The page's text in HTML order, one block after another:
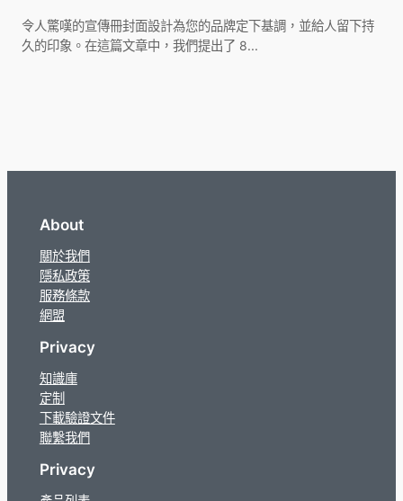
令人驚嘆的宣傳冊封面設計為您的品牌定下基調，並給人留下持
久的印象。在這篇文章中，我們提出了 8...
About
關於我們
隱私政策
服務條款
網盟
Privacy
知識庫
定制
下載驗證文件
聯繫我們
Privacy